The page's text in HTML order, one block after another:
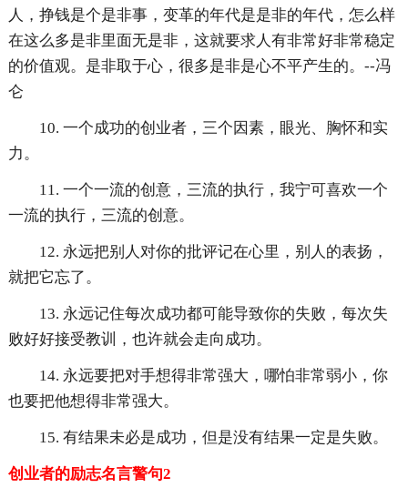
人，挣钱是个是非事，变革的年代是是非的年代，怎么样
在这么多是非里面无是非，这就要求人有非常好非常稳定
的价值观。是非取于心，很多是非是心不平产生的。--冯
仑
10. 一个成功的创业者，三个因素，眼光、胸怀和实
力。
11. 一个一流的创意，三流的执行，我宁可喜欢一个
一流的执行，三流的创意。
12. 永远把别人对你的批评记在心里，别人的表扬，
就把它忘了。
13. 永远记住每次成功都可能导致你的失败，每次失
败好好接受教训，也许就会走向成功。
14. 永远要把对手想得非常强大，哪怕非常弱小，你
也要把他想得非常强大。
15. 有结果未必是成功，但是没有结果一定是失败。
创业者的励志名言警句2